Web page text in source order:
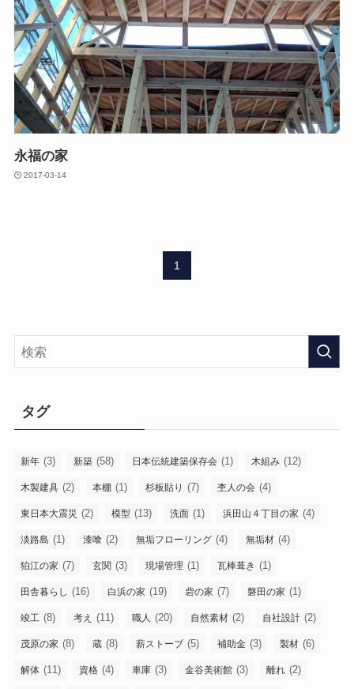
永福の家
2017-03-14
1
タグ
新年 (3) 新築 (58) 日本伝統建築保存会 (1) 木組み (12)
木製建具 (2) 本棚 (1) 杉板貼り (7) 杢人の会 (4)
東日本大震災 (2) 模型 (13) 洗面 (1) 浜田山４丁目の家 (4)
淡路島 (1) 漆喰 (2) 無垢フローリング (4) 無垢材 (4)
狛江の家 (7) 玄関 (3) 現場管理 (1) 瓦棒葺き (1)
田舎暮らし (16) 白浜の家 (19) 砦の家 (7) 磐田の家 (1)
竣工 (8) 考え (11) 職人 (20) 自然素材 (2) 自社設計 (2)
茂原の家 (8) 蔵 (8) 薪ストーブ (5) 補助金 (3) 製材 (6)
解体 (11) 資格 (4) 車庫 (3) 金谷美術館 (3) 離れ (2)